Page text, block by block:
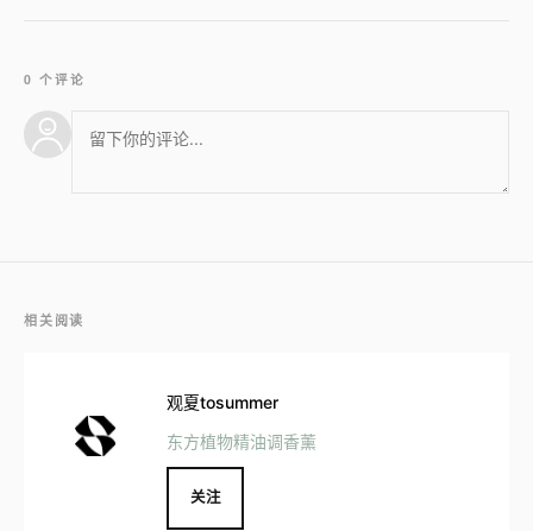
0 个评论
相关阅读
观夏tosummer
东方植物精油调香薰
关注